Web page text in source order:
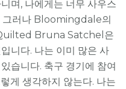
며, 나에게는 너무 사우스
그러나 Bloomingdale의
Bruna Satchel은
니다. 나는 이미 많은 사
습니다. 축구 경기에 참여
게 생각하지 않는다. 나는